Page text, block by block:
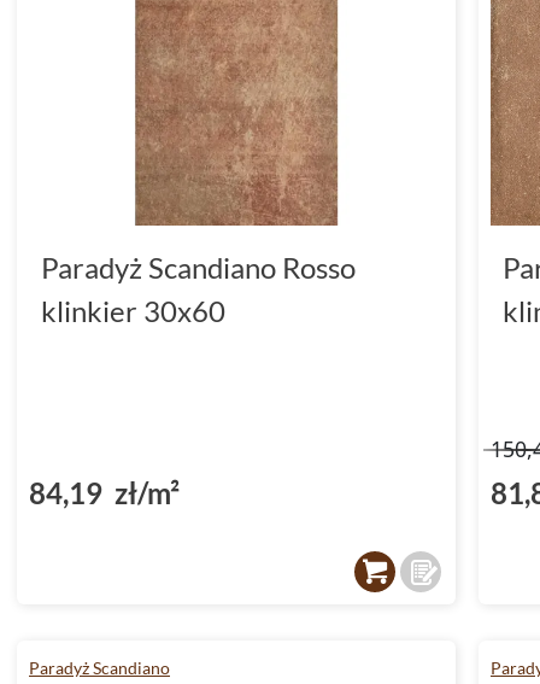
Paradyż Scandiano Rosso
klinkier 30x60
84,19 zł/m²
Paradyż Scandiano